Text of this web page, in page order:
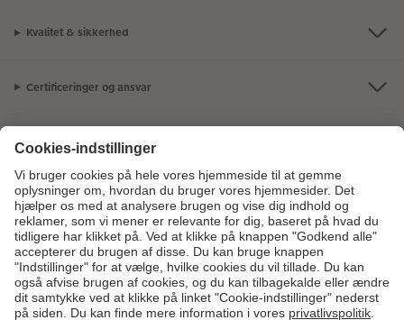
Kvalitet & sikkerhed
Certificeringer og ansvar
Kundeservice
Om os
Fotoprodukter
Andre produkter